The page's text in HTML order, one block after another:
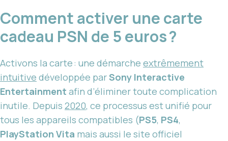
Comment activer une carte
cadeau PSN de 5 euros ?
Activons la carte : une démarche extrêmement
intuitive développée parSony Interactive
Entertainment afin d’éliminer toute complication
inutile. Depuis 2020, ce processus est unifié pour
tous les appareils compatibles (PS5, PS4,
PlayStation Vita mais aussi le site officiel